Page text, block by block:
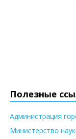
Полезные
Администрация
Министерство